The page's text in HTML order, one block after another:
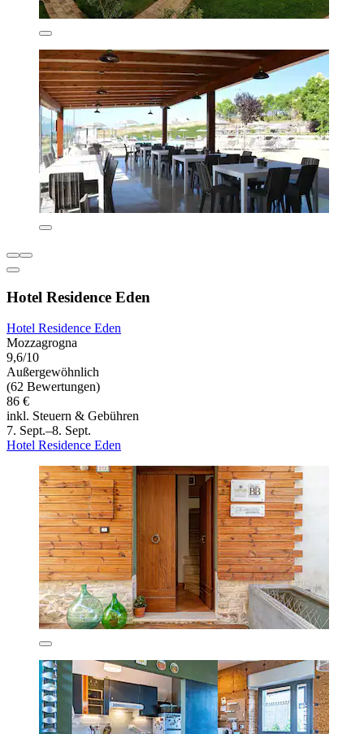
Hotel Residence Eden
Hotel Residence Eden
Mozzagrogna
9,6/10
Außergewöhnlich
(62 Bewertungen)
86 €
inkl. Steuern & Gebühren
7. Sept.–8. Sept.
Hotel Residence Eden